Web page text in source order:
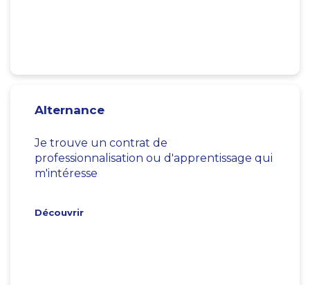
Alternance
Je trouve un contrat de
professionnalisation ou d'apprentissage qui
m'intéresse
Découvrir